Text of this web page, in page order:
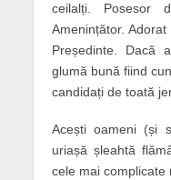
ceilalți. Posesor
Amenințător.
Președinte.
glumă bună fiind
candidați de toată
Acești oameni (și
uriașă șleahtă
cele mai complicate